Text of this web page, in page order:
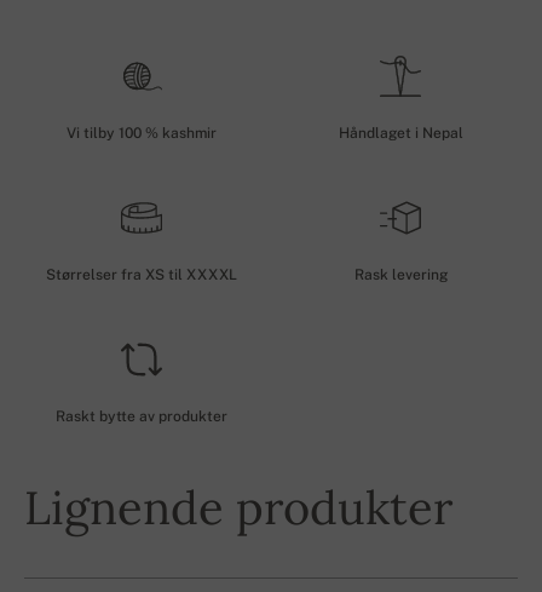
Vi tilby 100 % kashmir Håndlaget i Nepal
Størrelser fra XS til XXXXL Rask levering
Raskt bytte av produkter
Lignende produkter